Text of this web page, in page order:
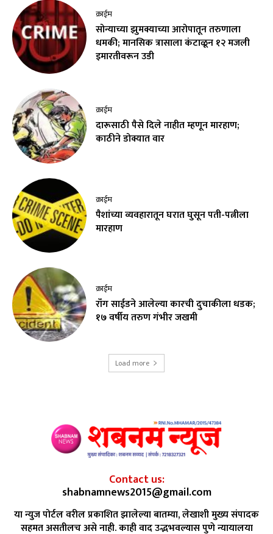
क्राईम
सोन्याच्या झुमक्याच्या आरोपातून तरुणाला
धमकी; मानसिक त्रासाला कंटाळून १२ मजली
इमारतीवरून उडी
क्राईम
दारूसाठी पैसे दिले नाहीत म्हणून मारहाण;
काठीने डोक्यात वार
क्राईम
पैशांच्या व्यवहारातून घरात घुसून पती-पत्नीला
मारहाण
क्राईम
रॉंग साईडने आलेल्या कारची दुचाकीला धडक;
१७ वर्षीय तरुण गंभीर जखमी
Load more
Contact us:
shabnamnews2015@gmail.com
या न्युज पोर्टल वरील प्रकाशित झालेल्या बातम्या, लेखाशी मुख्य संपादक
सहमत असतीलच असे नाही. काही वाद उद्भभवल्यास पुणे न्यायालया